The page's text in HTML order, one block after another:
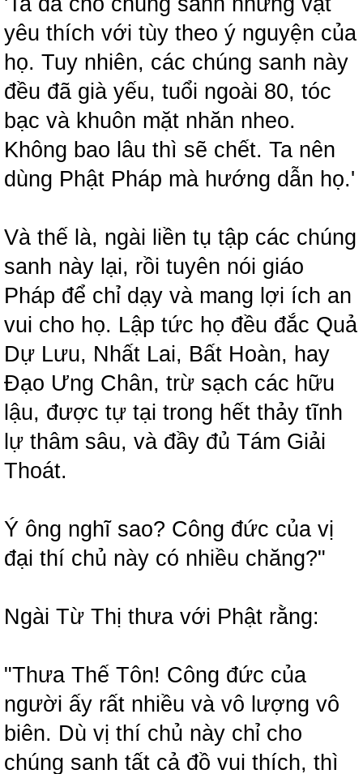
yêu thích với tùy theo ý nguyện của
họ. Tuy nhiên, các chúng sanh này
đều đã già yếu, tuổi ngoài 80, tóc
bạc và khuôn mặt nhăn nheo.
Không bao lâu thì sẽ chết. Ta nên
dùng Phật Pháp mà hướng dẫn họ.'
Và thế là, ngài liền tụ tập các chúng
sanh này lại, rồi tuyên nói giáo
Pháp để chỉ dạy và mang lợi ích an
vui cho họ. Lập tức họ đều đắc Quả
Dự Lưu, Nhất Lai, Bất Hoàn, hay
Đạo Ưng Chân, trừ sạch các hữu
lậu, được tự tại trong hết thảy tĩnh
lự thâm sâu, và đầy đủ Tám Giải
Thoát.
Ý ông nghĩ sao? Công đức của vị
đại thí chủ này có nhiều chăng?"
Ngài Từ Thị thưa với Phật rằng:
"Thưa Thế Tôn! Công đức của
người ấy rất nhiều và vô lượng vô
biên. Dù vị thí chủ này chỉ cho
chúng sanh tất cả đồ vui thích, thì